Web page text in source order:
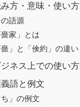
方・意味・使い方
語源
嗇家」とは
嗇」と「倹約」の違い
ネス上での使い方
語と例文
ち」の例文